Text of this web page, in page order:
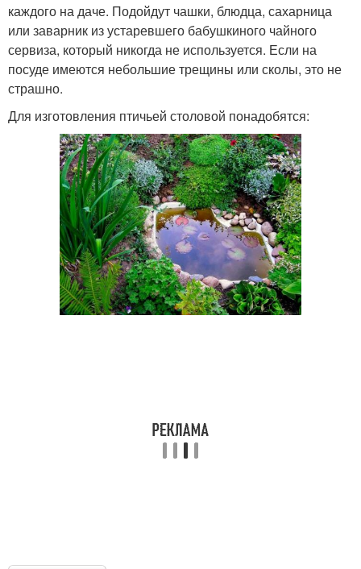
каждого на даче. Подойдут чашки, блюдца, сахарница
или заварник из устаревшего бабушкиного чайного
сервиза, который никогда не используется. Если на
посуде имеются небольшие трещины или сколы, это не
страшно.
Для изготовления птичьей столовой понадобятся: